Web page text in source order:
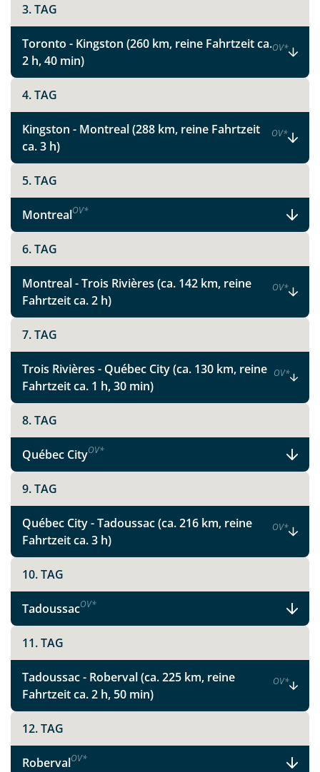
3. TAG
Toronto - Kingston (260 km, reine Fahrtzeit ca.
2 h, 40 min)
OV*
4. TAG
Kingston - Montreal (288 km, reine Fahrtzeit
ca. 3 h)
OV*
5. TAG
MontrealOV*
6. TAG
Montreal - Trois Rivières (ca. 142 km, reine
Fahrtzeit ca. 2 h)
OV*
7. TAG
Trois Rivières - Québec City (ca. 130 km, reine
Fahrtzeit ca. 1 h, 30 min)
OV*
8. TAG
Québec CityOV*
9. TAG
Québec City - Tadoussac (ca. 216 km, reine
Fahrtzeit ca. 3 h)
OV*
10. TAG
TadoussacOV*
11. TAG
Tadoussac - Roberval (ca. 225 km, reine
Fahrtzeit ca. 2 h, 50 min)
OV*
12. TAG
RobervalOV*